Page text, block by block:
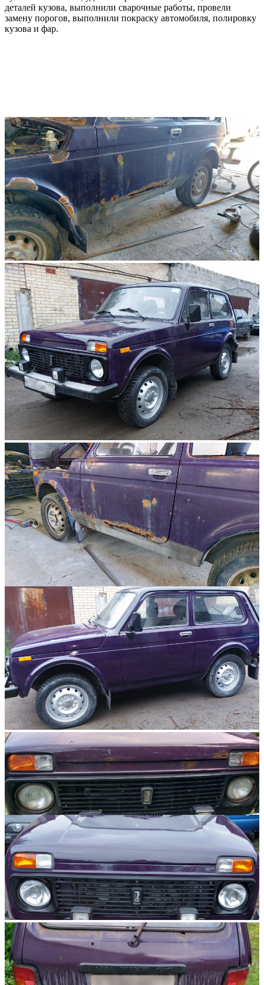
деталей кузова, выполнили сварочные работы, провели
замену порогов, выполнили покраску автомобиля, полировку
кузова и фар.